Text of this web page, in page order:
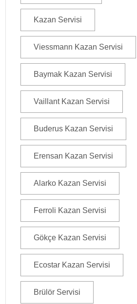
Kazan Servisi
Viessmann Kazan Servisi
Baymak Kazan Servisi
Vaillant Kazan Servisi
Buderus Kazan Servisi
Erensan Kazan Servisi
Alarko Kazan Servisi
Ferroli Kazan Servisi
Gökçe Kazan Servisi
Ecostar Kazan Servisi
Brülör Servisi